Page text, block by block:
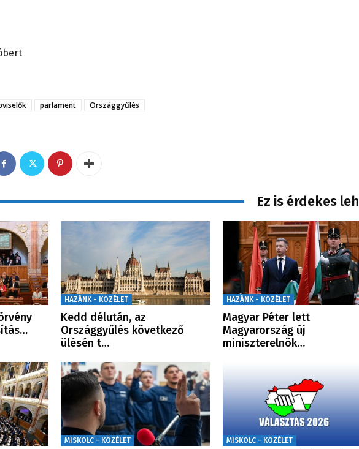
parlament Országgyűlés
Ez is érdekes
HAZÁNK - KÖZÉLET
Kedd délután, az
Országgyűlés következő
ülésén t…
HAZÁNK - KÖZÉLET
Magyar Péter lett
Magyarország új
miniszterelnök…
MISKOLC - KÖZÉLET MISKOLC - KÖZÉLET